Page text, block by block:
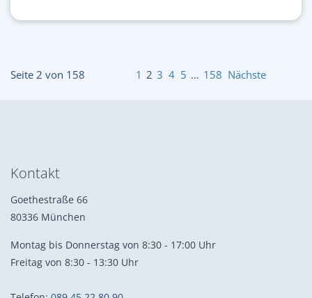
Seite 2 von 158 1 2 3 4 5 … 158 Nächste
Kontakt
Goethestraße 66
80336 München
Montag bis Donnerstag von 8:30 - 17:00 Uhr
Freitag von 8:30 - 13:30 Uhr